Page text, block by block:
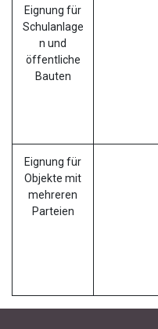
Eignung für
Schulanlage
n und
öffentliche
Bauten
Eignung für
Objekte mit
mehreren
Parteien